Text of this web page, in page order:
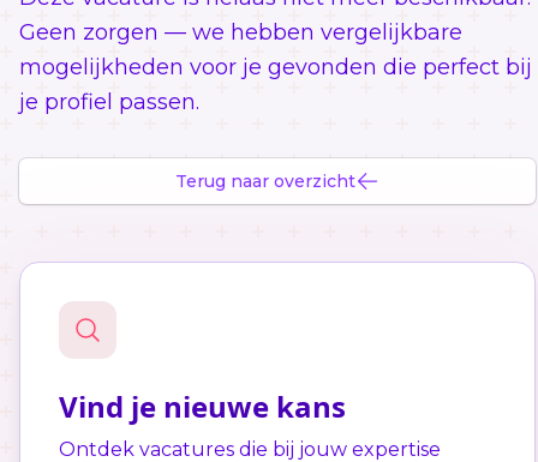
Geen zorgen — we hebben vergelijkbare
mogelijkheden voor je gevonden die perfect bij
je profiel passen.
Terug naar overzicht
Vind je nieuwe kans
Ontdek vacatures die bij jouw expertise